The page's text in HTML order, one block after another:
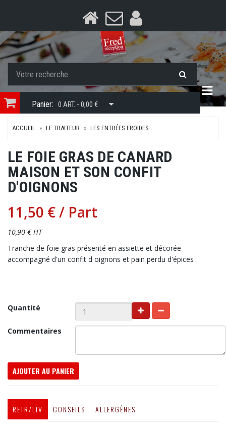
Panier: 0 ART. - 0,00 €
ACCUEIL LE TRAITEUR LES ENTRÉES FROIDES
LE FOIE GRAS DE CANARD
MAISON ET SON CONFIT
D'OIGNONS
11,50 €/ Part
10,90 € HT
Tranche de foie gras présenté en assiette et décorée
accompagné d'un confit d oignons et pain perdu d'épices
Quantité
Commentaires
AJOUTER AU PANIER
RETR/LIV CONSEILS ALLERGÈNES